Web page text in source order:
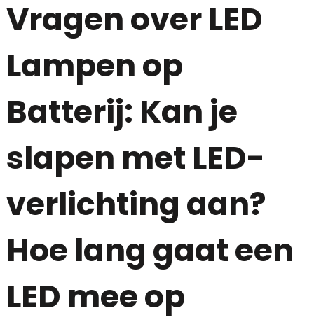
Vragen over LED
Lampen op
Batterij: Kan je
slapen met LED-
verlichting aan?
Hoe lang gaat een
LED mee op